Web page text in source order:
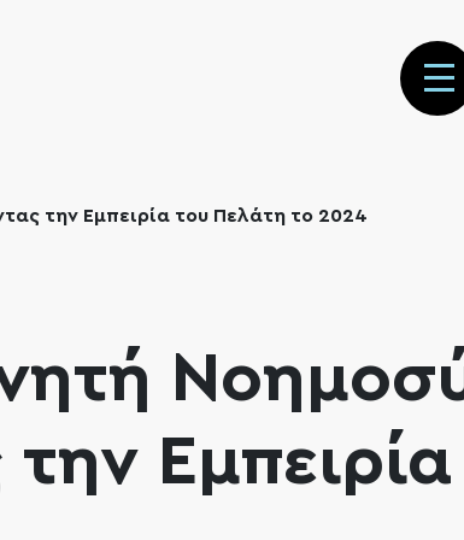
την Εμπειρία του Πελάτη το 2024